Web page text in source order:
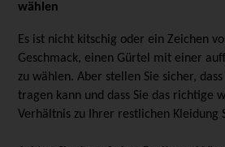
wählen
Es ist nicht kitschig oder ein Zeichen
Geschmack, einen Gürtel mit einer
zu wählen. Aber stellen Sie sicher,
tragen kann und dass Sie das richtige
Verhältnis zu Ihrer restlichen Kleidung